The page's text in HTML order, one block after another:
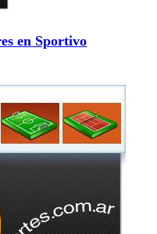
en Sportivo